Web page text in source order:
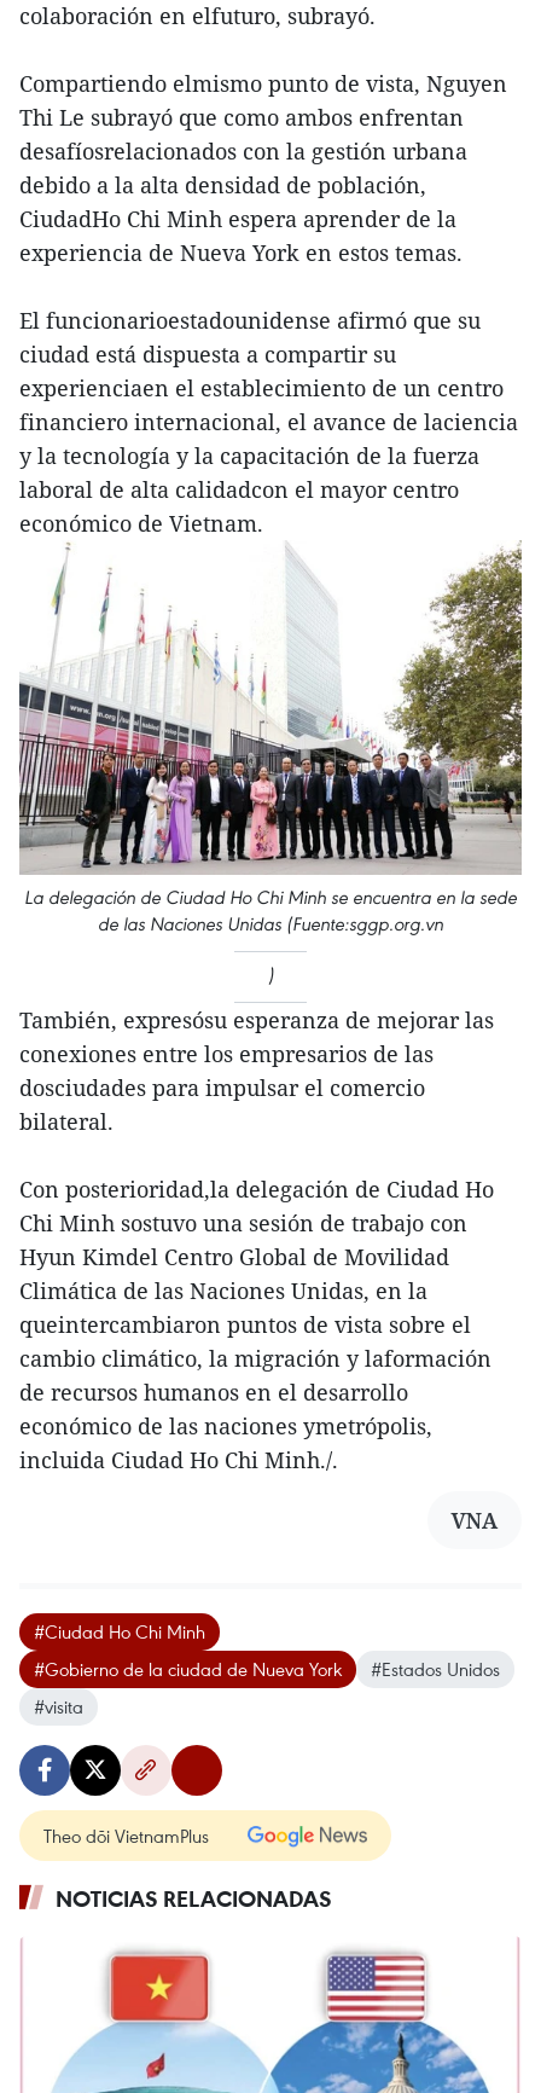
colaboración en elfuturo, subrayó.
Compartiendo elmismo punto de vista, Nguyen
Thi Le subrayó que como ambos enfrentan
desafíosrelacionados con la gestión urbana
debido a la alta densidad de población,
CiudadHo Chi Minh espera aprender de la
experiencia de Nueva York en estos temas.
El funcionarioestadounidense afirmó que su
ciudad está dispuesta a compartir su
experienciaen el establecimiento de un centro
financiero internacional, el avance de laciencia
y la tecnología y la capacitación de la fuerza
laboral de alta calidadcon el mayor centro
económico de Vietnam.
La delegación de Ciudad Ho Chi Minh se encuentra en la sede
de las Naciones Unidas (Fuente:sggp.org.vn
)
También, expresósu esperanza de mejorar las
conexiones entre los empresarios de las
dosciudades para impulsar el comercio
bilateral.
Con posterioridad,la delegación de Ciudad Ho
Chi Minh sostuvo una sesión de trabajo con
Hyun Kimdel Centro Global de Movilidad
Climática de las Naciones Unidas, en la
queintercambiaron puntos de vista sobre el
cambio climático, la migración y laformación
de recursos humanos en el desarrollo
económico de las naciones ymetrópolis,
incluida Ciudad Ho Chi Minh./.
VNA
#Ciudad Ho Chi Minh
#Gobierno de la ciudad de Nueva York
#Estados Unidos
#visita
Theo dõi VietnamPlus
NOTICIAS RELACIONADAS